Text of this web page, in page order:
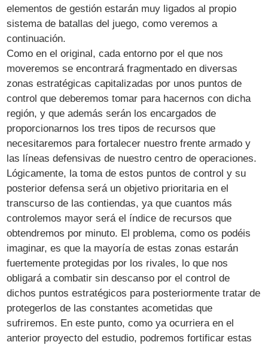
elementos de gestión estarán muy ligados al propio
sistema de batallas del juego, como veremos a
continuación.
Como en el original, cada entorno por el que nos
moveremos se encontrará fragmentado en diversas
zonas estratégicas capitalizadas por unos puntos de
control que deberemos tomar para hacernos con dicha
región, y que además serán los encargados de
proporcionarnos los tres tipos de recursos que
necesitaremos para fortalecer nuestro frente armado y
las líneas defensivas de nuestro centro de operaciones.
Lógicamente, la toma de estos puntos de control y su
posterior defensa será un objetivo prioritaria en el
transcurso de las contiendas, ya que cuantos más
controlemos mayor será el índice de recursos que
obtendremos por minuto. El problema, como os podéis
imaginar, es que la mayoría de estas zonas estarán
fuertemente protegidas por los rivales, lo que nos
obligará a combatir sin descanso por el control de
dichos puntos estratégicos para posteriormente tratar de
protegerlos de las constantes acometidas que
sufriremos. En este punto, como ya ocurriera en el
anterior proyecto del estudio, podremos fortificar estas